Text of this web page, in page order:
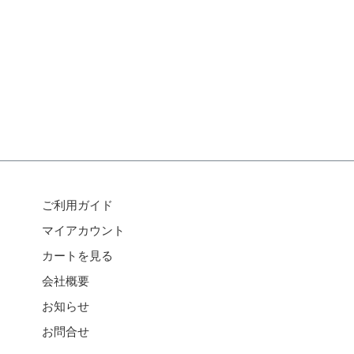
ご利用ガイド
マイアカウント
カートを見る
会社概要
お知らせ
お問合せ